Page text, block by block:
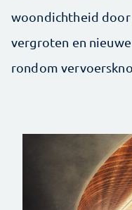
woondichtheid
vergroten en
rondom